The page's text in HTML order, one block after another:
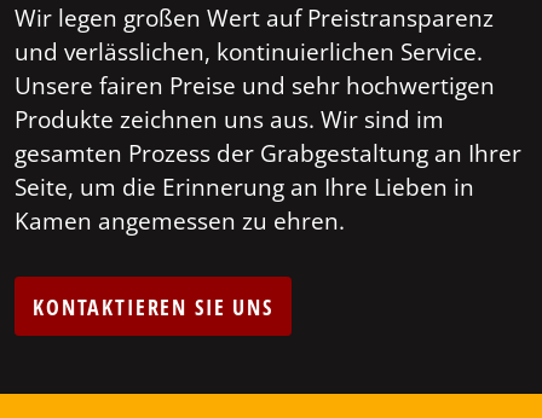
Wir legen großen Wert auf Preistransparenz
und verlässlichen, kontinuierlichen Service.
Unsere fairen Preise und sehr hochwertigen
Produkte zeichnen uns aus. Wir sind im
gesamten Prozess der Grabgestaltung an Ihrer
Seite, um die Erinnerung an Ihre Lieben in
Kamen angemessen zu ehren.
KONTAKTIEREN SIE UNS